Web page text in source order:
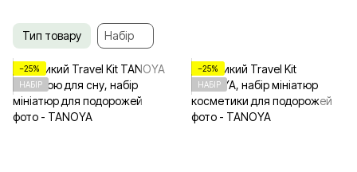
Тип товару Набір
−25%
НАБІР
−25%
НАБІР